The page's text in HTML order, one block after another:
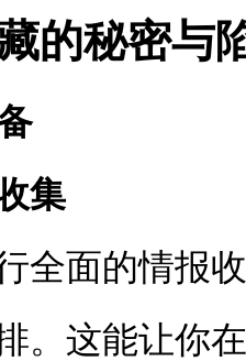
的秘密与
集
全面的情报
。这能让你